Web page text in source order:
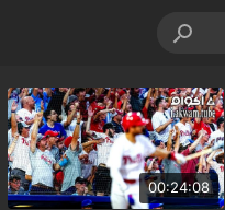
00:24:08